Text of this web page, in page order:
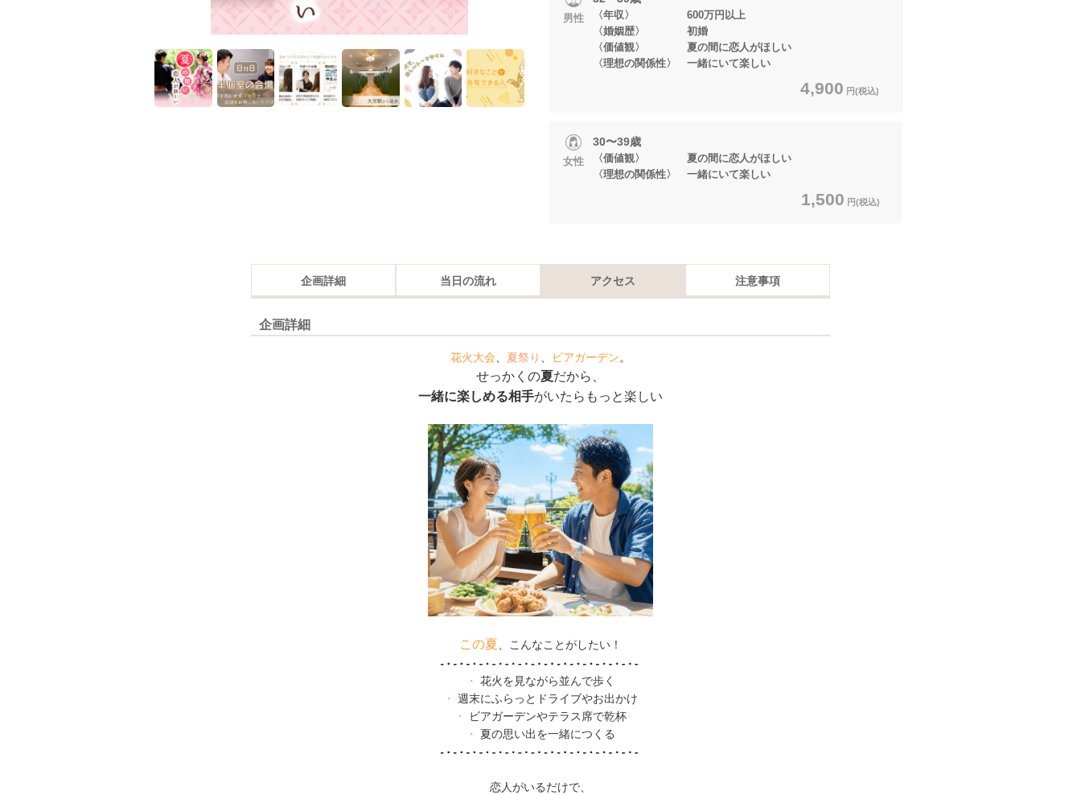
男性
〈年収〉 600万円以上
〈婚姻歴〉 初婚
〈価値観〉 夏の間に恋人がほしい
〈理想の関係性〉 一緒にいて楽しい
4,900 円(税込)
女性
30〜39歳
〈価値観〉 夏の間に恋人がほしい
〈理想の関係性〉 一緒にいて楽しい
1,500 円(税込)
企画詳細 当日の流れ アクセス 注意事項
企画詳細
花火大会 夏祭り ビアガーデン。
せっかくの夏だから、
一緒に楽しめる相手がいたらもっと楽しい
この夏 、こんなことがしたい！
・
花火を見ながら並んで歩く
・
週末にふらっとドライブやお出かけ
・
ビアガーデンやテラス席で乾杯
・
夏の思い出を一緒につくる
恋人がいるだけで、